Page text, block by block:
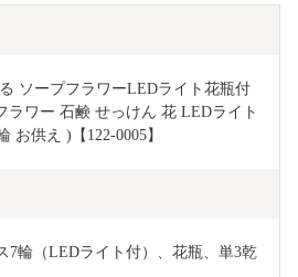
ソープフラワーLEDライト花瓶付
ラワー 石鹸 せっけん 花 LEDライト
お供え )【122-0005】
7輪（LEDライト付）、花瓶、単3乾